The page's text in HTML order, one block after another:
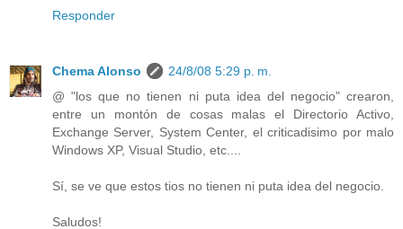
Responder
Chema Alonso
24/8/08 5:29 p. m.
@ "los que no tienen ni puta idea del negocio" crearon,
entre un montón de cosas malas el Directorio Activo,
Exchange Server, System Center, el criticadisimo por malo
Windows XP, Visual Studio, etc....
Sí, se ve que estos tios no tienen ni puta idea del negocio.
Saludos!